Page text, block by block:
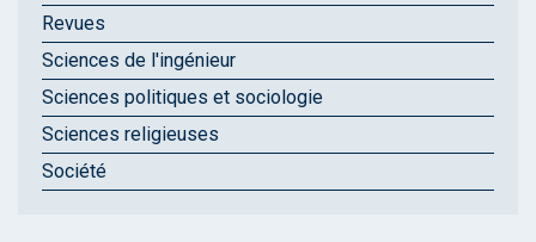
Revues
Sciences de l'ingénieur
Sciences politiques et sociologie
Sciences religieuses
Société